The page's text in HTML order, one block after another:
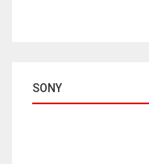
SONY